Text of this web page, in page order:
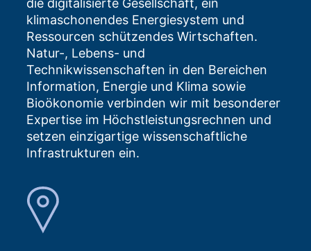
die digitalisierte Gesellschaft, ein
klimaschonendes Energiesystem und
Ressourcen schützendes Wirtschaften.
Natur-, Lebens- und
Technikwissenschaften in den Bereichen
Information, Energie und Klima sowie
Bioökonomie verbinden wir mit besonderer
Expertise im Höchstleistungsrechnen und
setzen einzigartige wissenschaftliche
Infrastrukturen ein.